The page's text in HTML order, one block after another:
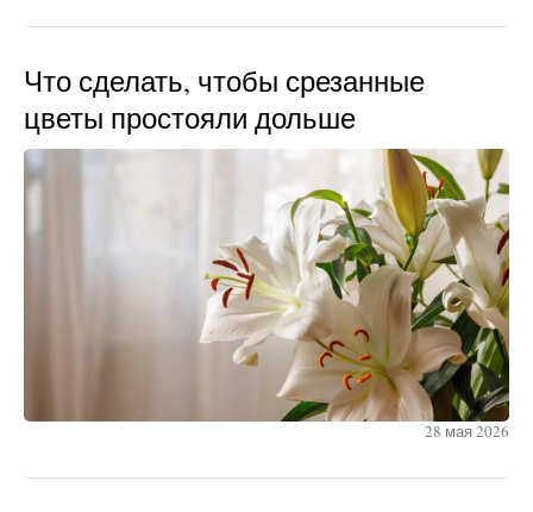
Что сделать, чтобы срезанные
цветы простояли дольше
28 мая 2026